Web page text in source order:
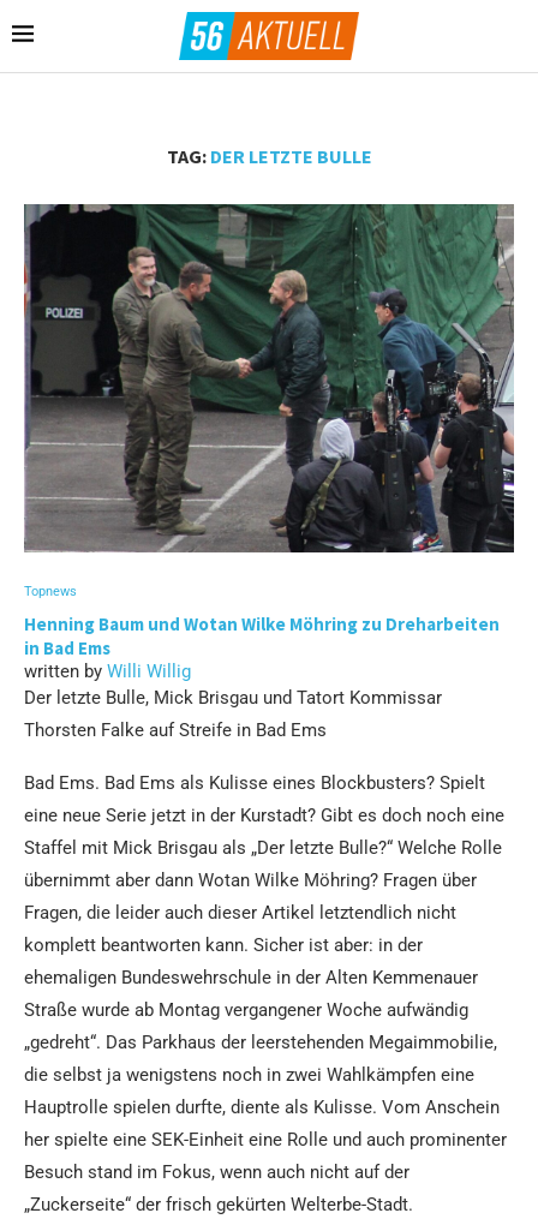
TAG: DER LETZTE BULLE
Topnews
Henning Baum und Wotan Wilke Möhring zu Dreharbeiten
in Bad Ems
written by Willi Willig
Der letzte Bulle, Mick Brisgau und Tatort Kommissar
Thorsten Falke auf Streife in Bad Ems
Bad Ems. Bad Ems als Kulisse eines Blockbusters? Spielt
eine neue Serie jetzt in der Kurstadt? Gibt es doch noch eine
Staffel mit Mick Brisgau als „Der letzte Bulle?“ Welche Rolle
übernimmt aber dann Wotan Wilke Möhring? Fragen über
Fragen, die leider auch dieser Artikel letztendlich nicht
komplett beantworten kann. Sicher ist aber: in der
ehemaligen Bundeswehrschule in der Alten Kemmenauer
Straße wurde ab Montag vergangener Woche aufwändig
„gedreht“. Das Parkhaus der leerstehenden Megaimmobilie,
die selbst ja wenigstens noch in zwei Wahlkämpfen eine
Hauptrolle spielen durfte, diente als Kulisse. Vom Anschein
her spielte eine SEK-Einheit eine Rolle und auch prominenter
Besuch stand im Fokus, wenn auch nicht auf der
„Zuckerseite“ der frisch gekürten Welterbe-Stadt.